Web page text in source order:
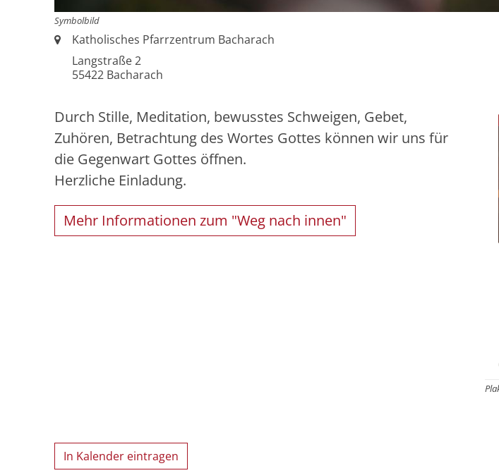
Symbolbild
Ort:Katholisches Pfarrzentrum Bacharach
Langstraße 2
55422 Bacharach
Durch Stille, Meditation, bewusstes Schweigen, Gebet,
Zuhören, Betrachtung des Wortes Gottes können wir uns für
die Gegenwart Gottes öffnen.
Herzliche Einladung.
Mehr Informationen zum "Weg nach innen"
In Kalender eintragen